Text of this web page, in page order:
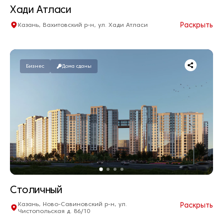
Хади Атласи
Казань, Вахитовский р-н, ул. Хади Атласи
Раскрыть
Дом сдан
Бизнес Дома сданы
Столичный
Казань, Ново-Савиновский р-н, ул.
Чистопольская д. 86/10
Раскрыть